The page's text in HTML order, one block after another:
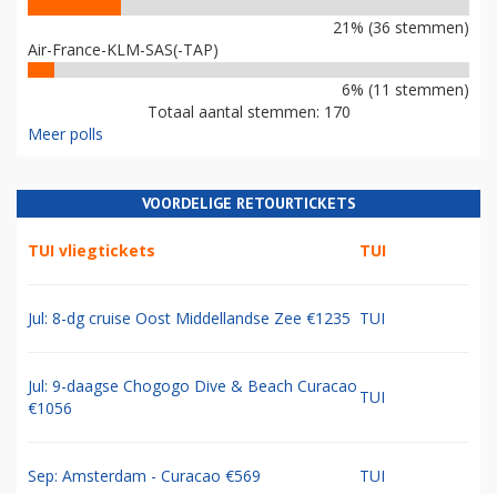
21% (36 stemmen)
Air-France-KLM-SAS(-TAP)
6% (11 stemmen)
Totaal aantal stemmen: 170
Meer polls
VOORDELIGE RETOURTICKETS
TUI vliegtickets TUI
Jul: 8-dg cruise Oost Middellandse Zee €1235 TUI
Jul: 9-daagse Chogogo Dive & Beach Curacao
€1056
TUI
Sep: Amsterdam - Curacao €569 TUI